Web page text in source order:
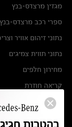
מגזין מרצדס-בנץ
ספרי רכב מרצדס-בנץ
נתוני זיהום אוויר
נתוני תווית צמיגים
מחירון חלפים
קריאה חוזרת
הודעה על הטבות לרכבי